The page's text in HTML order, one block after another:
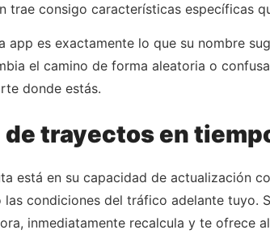
trae consigo características específicas
app es exactamente lo que su nombre
el camino de forma aleatoria o
donde estás.
trayectos en
está en su capacidad de actualización
las condiciones del tráfico adelante
inmediatamente recalcula y te ofrece